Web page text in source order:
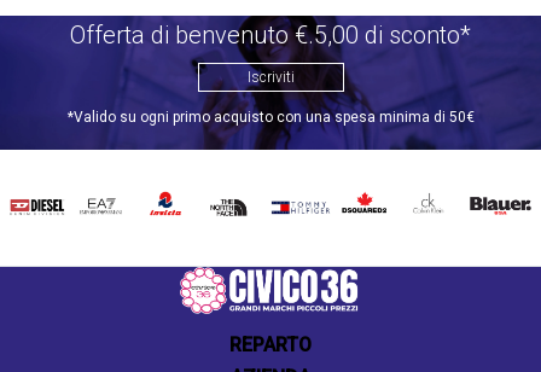
Offerta di benvenuto €.5,00 di sconto*
Iscriviti
*Valido su ogni primo acquisto con una spesa minima di 50€
DIESEL EA7 INVICTATHE
TOMMY
DSQUARED2
CALVIN BLAUER
REPARTO